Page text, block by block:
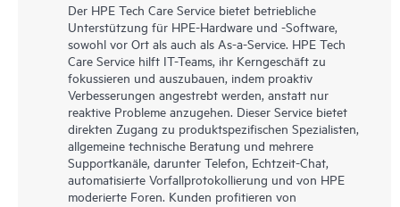
Der HPE Tech Care Service bietet betriebliche
Unterstützung für HPE-Hardware und -Software,
sowohl vor Ort als auch als As-a-Service. HPE Tech
Care Service hilft IT-Teams, ihr Kerngeschäft zu
fokussieren und auszubauen, indem proaktiv
Verbesserungen angestrebt werden, anstatt nur
reaktive Probleme anzugehen. Dieser Service bietet
direkten Zugang zu produktspezifischen Spezialisten,
allgemeine technische Beratung und mehrere
Supportkanäle, darunter Telefon, Echtzeit-Chat,
automatisierte Vorfallprotokollierung und von HPE
moderierte Foren. Kunden profitieren von